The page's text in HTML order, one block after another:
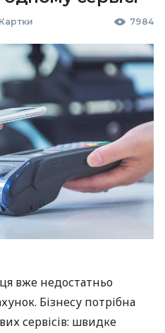
7984
вже недостатньо
Бізнесу потрібна
сервісів: швидке